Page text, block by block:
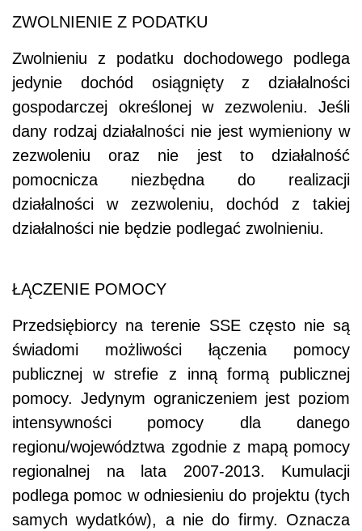
ZWOLNIENIE Z PODATKU
Zwolnieniu z podatku dochodowego podlega
jedynie dochód osiągnięty z działalności
gospodarczej określonej w zezwoleniu. Jeśli
dany rodzaj działalności nie jest wymieniony w
zezwoleniu oraz nie jest to działalność
pomocnicza niezbędna do realizacji
działalności w zezwoleniu, dochód z takiej
działalności nie będzie podlegać zwolnieniu.
ŁĄCZENIE POMOCY
Przedsiębiorcy na terenie SSE często nie są
świadomi możliwości łączenia pomocy
publicznej w strefie z inną formą publicznej
pomocy. Jedynym ograniczeniem jest poziom
intensywności pomocy dla danego
regionu/województwa zgodnie z mapą pomocy
regionalnej na lata 2007-2013. Kumulacji
podlega pomoc w odniesieniu do projektu (tych
samych wydatków), a nie do firmy. Oznacza